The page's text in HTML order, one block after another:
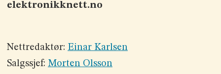
elektronikknett.no
Nettredaktør: Einar Karlsen
Salgssjef: Morten Olsson